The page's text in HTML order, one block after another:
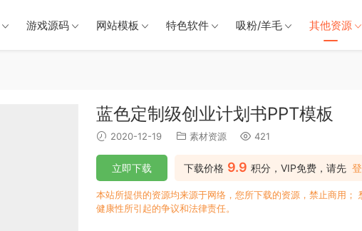
游戏源码 网站模板 特色软件 吸粉/羊毛 其他资源
蓝色定制级创业计划书PPT模板
2020-12-19 素材资源 421
下载价格 9.9 积分，VIP免费，请先
立即下载
本站所提供的资源均来源于网络，您所下载的资源，禁止商用
健康性所引起的争议和法律责任。